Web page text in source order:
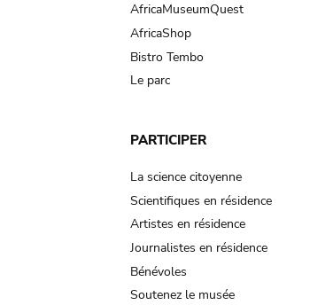
AfricaMuseumQuest
AfricaShop
Bistro Tembo
Le parc
PARTICIPER
La science citoyenne
Scientifiques en résidence
Artistes en résidence
Journalistes en résidence
Bénévoles
Soutenez le musée